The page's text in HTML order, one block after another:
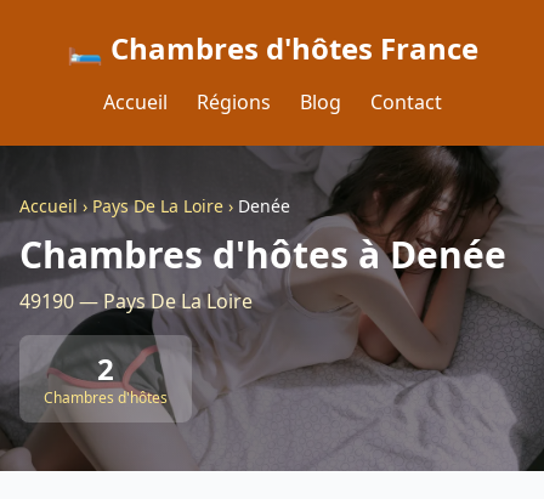
🛏️ Chambres d'hôtes France
Accueil Régions Blog Contact
Accueil › Pays De La Loire › Denée
Chambres d'hôtes à Denée
49190 — Pays De La Loire
2
Chambres d'hôtes